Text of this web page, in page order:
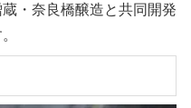
・奈良橋醸造と共同開発